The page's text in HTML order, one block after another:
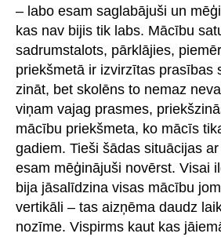
– labo esam saglabājuši un
kas nav bijis tik labs. Mācību
sadrumstalots, pārklājies,
priekšmetā ir izvirzītas prasības
zināt, bet skolēns to nemaz
viņam vajag prasmes,
mācību priekšmeta, ko mācīs
gadiem. Tieši šādas situācijas
esam mēģinājuši novērst. Visai
bija jāsalīdzina visas mācību
vertikāli – tas aizņēma daudz
nozīme. Vispirms kaut kas